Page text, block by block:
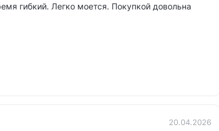
гибкий. Легко моется. Покупкой довольна
20.04.2026